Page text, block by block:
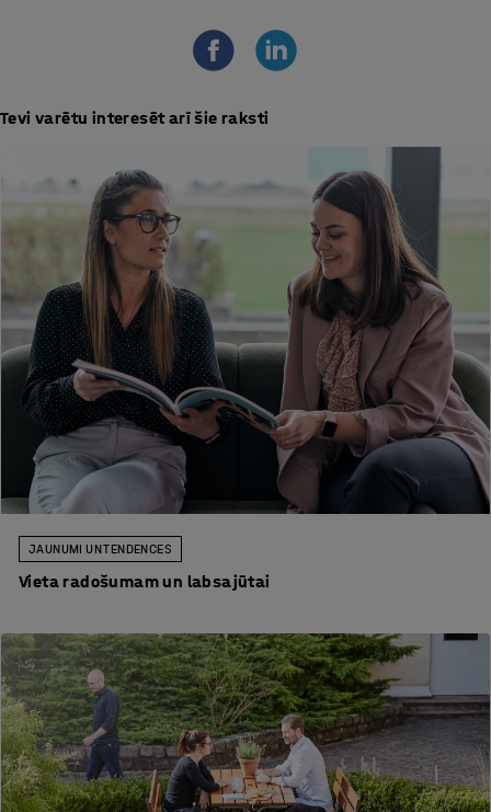
Tevi varētu interesēt arī šie raksti
JAUNUMI UN TENDENCES
Vieta radošumam un labsajūtai